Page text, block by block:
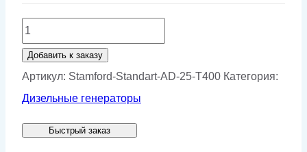
Количество
товара
Генератор
Stamford
25-
Добавить к заказу
Артикул: Stamford-Standart-AD-25-T400 Категория:
Дизельные генераторы
Быстрый заказ